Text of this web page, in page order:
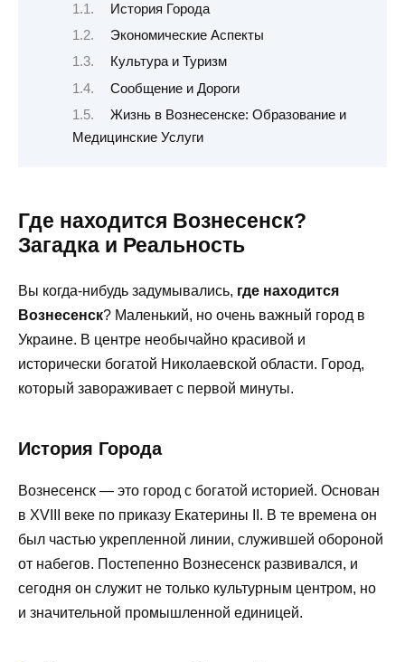
История Города
Экономические Аспекты
Культура и Туризм
Сообщение и Дороги
Жизнь в Вознесенске: Образование и
Медицинские Услуги
Где находится Вознесенск?
Загадка и Реальность
Вы когда-нибудь задумывались, где находится
Вознесенск? Маленький, но очень важный город в
Украине. В центре необычайно красивой и
исторически богатой Николаевской области. Город,
который завораживает с первой минуты.
История Города
Вознесенск — это город с богатой историей. Основан
в XVIII веке по приказу Екатерины II. В те времена он
был частью укрепленной линии, служившей обороной
от набегов. Постепенно Вознесенск развивался, и
сегодня он служит не только культурным центром, но
и значительной промышленной единицей.